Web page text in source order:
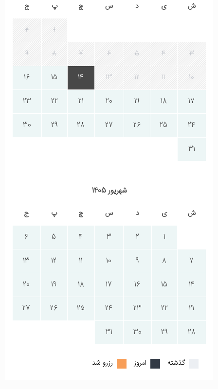
ش ی د س چ پ ج
1
2
3
4
5
6
7
8
9
10
11
12
13
14
15
16
17
18
19
20
21
22
23
24
25
26
27
28
29
30
31
شهریور 1405
ش ی د س چ پ ج
1
2
3
4
5
6
7
8
9
10
11
12
13
14
15
16
17
18
19
20
21
22
23
24
25
26
27
28
29
30
31
گذشته امروز رزرو شد